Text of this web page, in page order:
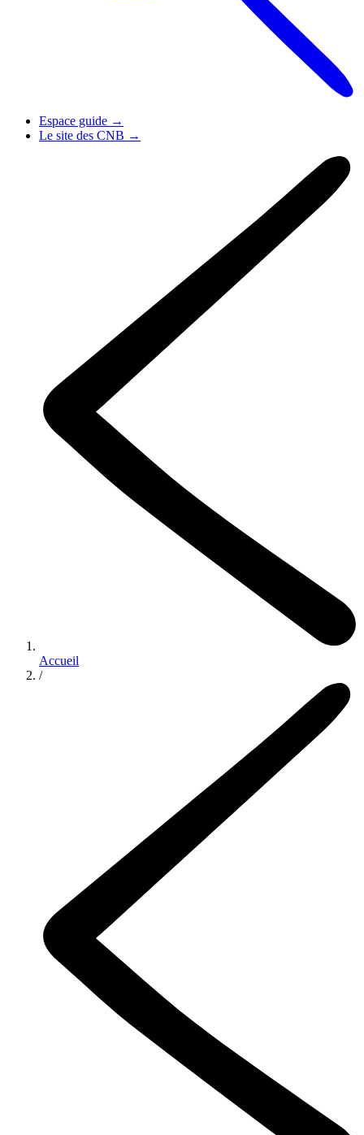
Espace guide →
Le site des CNB →
Accueil
/